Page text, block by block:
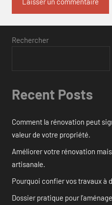
Rechercher
Recent Posts
Comment la rénovation peut
valeur de votre propriété.
Améliorer votre rénovation
artisanale.
Pourquoi confier vos travaux à
Dossier pratique pour